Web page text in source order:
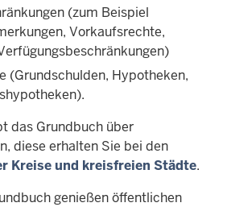
(zum Beispiel
Vorkaufsrechte,
(Grundschulden, Hypotheken,
das Grundbuch über
diese erhalten Sie bei den
Kreise und kreisfreien Städte.
genießen öffentlichen